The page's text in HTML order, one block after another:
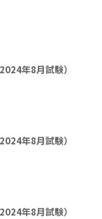
年8月試験）
年8月試験）
年8月試験）